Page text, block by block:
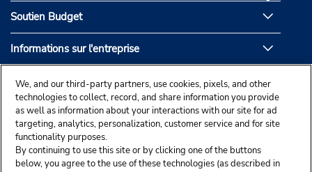
Soutien Budget
Informations sur l'entreprise
Partenaires de Budget
We, and our third-party partners, use cookies, pixels, and other
technologies to collect, record, and share information you provide
as well as information about your interactions with our site for ad
targeting, analytics, personalization, customer service and for site
functionality purposes.
By continuing to use this site or by clicking one of the buttons
below, you agree to the use of these technologies (as described in